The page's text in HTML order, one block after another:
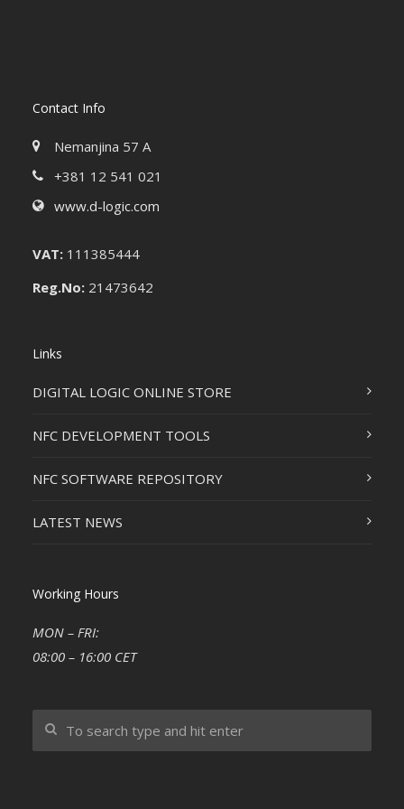
Contact Info
Nemanjina 57 A
+381 12 541 021
www.d-logic.com
VAT:111385444
Reg.No:21473642
Links
DIGITAL LOGIC ONLINE STORE
NFC DEVELOPMENT TOOLS
NFC SOFTWARE REPOSITORY
LATEST NEWS
Working Hours
MON – FRI:
08:00 – 16:00 CET